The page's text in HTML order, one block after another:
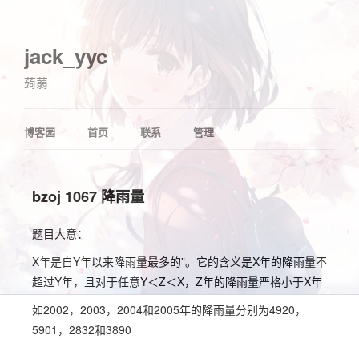
jack_yyc
蒟蒻
博客园 首页 联系 管理
bzoj 1067 降雨量
题目大意：
X年是自Y年以来降雨量最多的”。它的含义是X年的降雨量不
超过Y年，且对于任意Y＜Z＜X，Z年的降雨量严格小于X年
如2002，2003，2004和2005年的降雨量分别为4920，
5901，2832和3890